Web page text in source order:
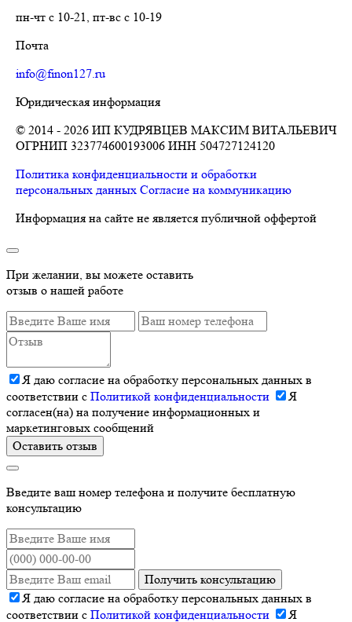
пн-чт с 10-21, пт-вс с 10-19
Почта
info@finon127.ru
Юридическая информация
© 2014 - 2026 ИП КУДРЯВЦЕВ МАКСИМ ВИТАЛЬЕВИЧ
ОГРНИП 323774600193006 ИНН 504727124120
Политика конфиденциальности и обработки
персональных данных Согласие на коммуникацию
Информация на сайте не является публичной оффертой
При желании, вы можете оставить
отзыв о нашей работе
Я даю согласие на обработку персональных данных в
соответствии с Политикой конфиденциальности
Я
согласен(на) на получение информационных и
маркетинговых сообщений
Оставить отзыв
Введите ваш номер телефона и получите бесплатную
консультацию
Получить консультацию
Я даю согласие на обработку персональных данных в
соответствии с Политикой конфиденциальности
Я